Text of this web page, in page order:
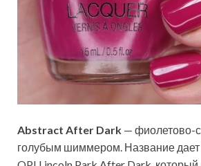
Abstract After Dark — фиолетово-
голубым шиммером. Название дает